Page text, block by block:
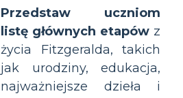
Przedstaw uczniom
listę głównych etapów z
życia Fitzgeralda, takich
jak urodziny, edukacja,
najważniejsze dzieła i